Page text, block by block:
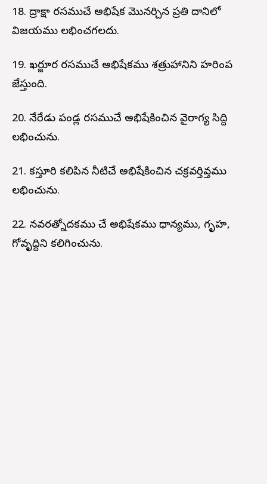
18. ద్రాక్షా రసముచే అభిషేక మొనర్చిన ప్రతి దానిలో
విజయము లభించగలదు.
19. ఖర్జూర రసముచే అభిషేకము శత్రుహానిని హరింప
జేస్తుంది.
20. నేరేడు పండ్ల రసముచే అభిషేకించిన వైరాగ్య సిద్ది
లభించును.
21. కస్తూరి కలిపిన నీటిచే అభిషేకించిన చక్రవర్తివ్తము
లభించును.
22. నవరత్నోదకము చే అభిషేకము ధాన్యము, గృహ,
గోవృద్దిని కలిగించును.